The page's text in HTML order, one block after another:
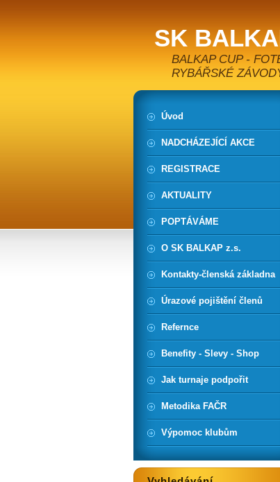
SK
BALKAP CUP -
RYBÁŘSKÉ
Úvod
NADCHÁZEJÍCÍ AKCE
REGISTRACE
AKTUALITY
POPTÁVÁME
O SK BALKAP z.s.
Kontakty-členská základna
Úrazové pojištění členů
Refernce
Benefity - Slevy - Shop
Jak turnaje podpořit
Metodika FAČR
Výpomoc klubům